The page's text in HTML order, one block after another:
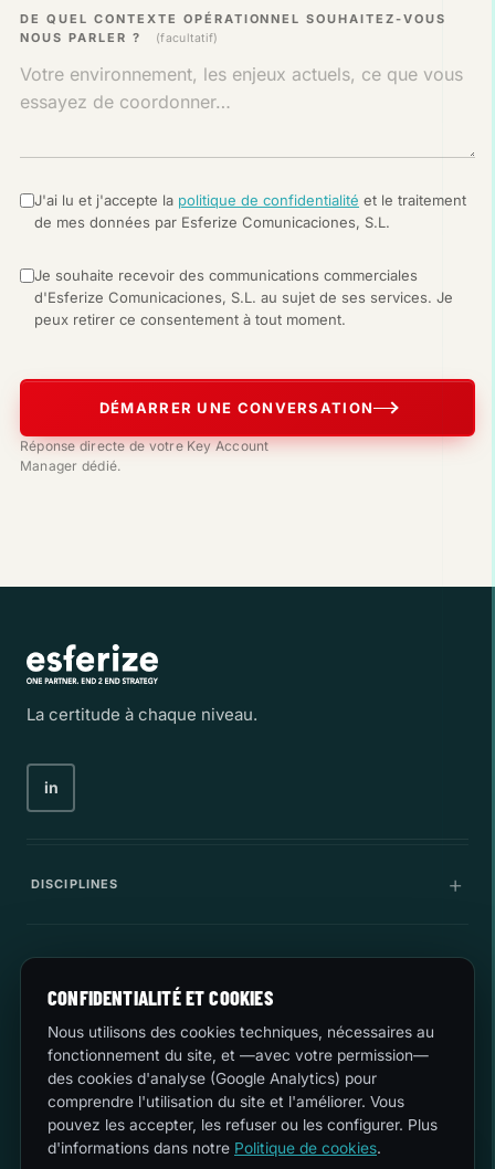
DE QUEL CONTEXTE OPÉRATIONNEL SOUHAITEZ-VOUS
NOUS PARLER ?
(facultatif)
J'ai lu et j'accepte la politique de confidentialité et le traitement
de mes données par Esferize Comunicaciones, S.L.
Je souhaite recevoir des communications commerciales
d'Esferize Comunicaciones, S.L. au sujet de ses services. Je
peux retirer ce consentement à tout moment.
DÉMARRER UNE CONVERSATION
Réponse directe de votre Key Account
Manager dédié.
La certitude à chaque niveau.
in
DISCIPLINES
Infrastructure informatique
Cybersécurité
Entreprise
Carrière
Cas d'utilisation
Qualité et environnement
Sécurité
PARLONS
CONFIDENTIALITÉ ET COOKIES
Nous utilisons des cookies techniques, nécessaires au
fonctionnement du site, et —avec votre permission—
des cookies d'analyse (Google Analytics) pour
comprendre l'utilisation du site et l'améliorer. Vous
pouvez les accepter, les refuser ou les configurer. Plus
d'informations dans notre Politique de cookies.